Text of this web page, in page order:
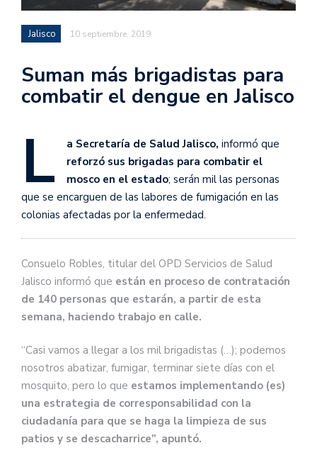
Jalisco 10 septiembre, 2019
Suman más brigadistas para
combatir el dengue en Jalisco
L a Secretaría de Salud Jalisco, informó que
reforzó sus brigadas para combatir el
mosco en el estado; serán mil las personas
que se encarguen de las labores de fumigación en las
colonias afectadas por la enfermedad.
Consuelo Robles, titular del OPD Servicios de Salud
Jalisco informó que están en proceso de contratación
de 140 personas que estarán, a partir de esta
semana, haciendo trabajo en calle.
“Casi vamos a llegar a los mil brigadistas (…); podemos
nosotros abatizar, fumigar, terminar siete días con el
mosquito, pero lo que estamos implementando (es)
una estrategia de corresponsabilidad con la
ciudadanía para que se haga la limpieza de sus
patios y se descacharrice”, apuntó.